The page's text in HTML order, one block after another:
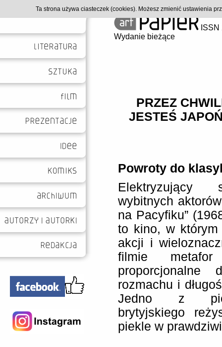
Wydanie bieżące
PRZEZ
JESTEŚ
Powroty do
Elektryzujący
wybitnych
na Pacyfiku”
to kino, w którym
akcji i
filmie
proporcjonalne
rozmachu i
Jedno z
brytyjskiego
piekle w
Ta strona używa ciasteczek (cookies). Możesz zmienić ustawienia